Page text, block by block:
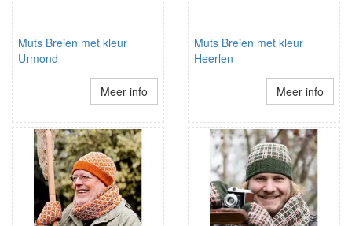
Muts Breien met kleur
Urmond
Meer info
Muts Breien met kleur
Heerlen
Meer info